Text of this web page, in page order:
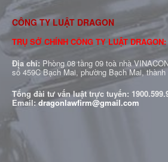
CÔNG TY LUẬT DRAGON
TRỤ SỞ CHÍNH CÔNG TY LUẬT DRAGON:
Địa chỉ: Phòng 08 tầng 09 toà nhà
số 459C Bạch Mai, phường Bạch Mai, thành
Tổng đài tư vấn luật trực tuyến:
Email:dragonlawfirm@gmail.com